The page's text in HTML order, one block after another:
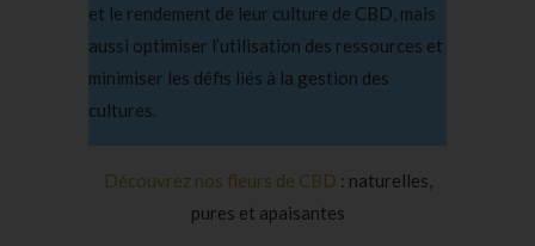
et le rendement de leur culture de CBD, mais
aussi optimiser l’utilisation des ressources et
minimiser les défis liés à la gestion des
cultures.
Découvrez nos fleurs de CBD : naturelles,
pures et apaisantes